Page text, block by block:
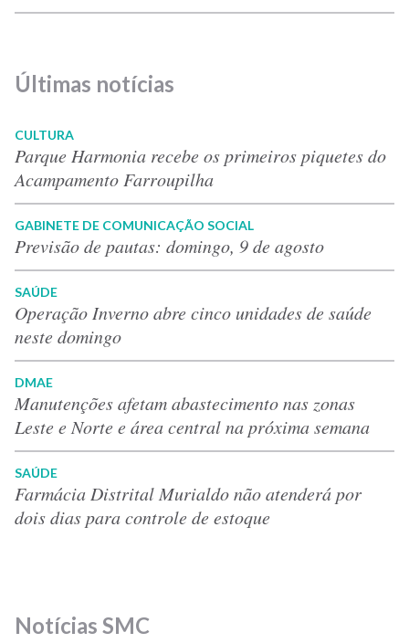
Últimas notícias
CULTURA
Parque Harmonia recebe os primeiros piquetes do
Acampamento Farroupilha
GABINETE DE COMUNICAÇÃO SOCIAL
Previsão de pautas: domingo, 9 de agosto
SAÚDE
Operação Inverno abre cinco unidades de saúde
neste domingo
DMAE
Manutenções afetam abastecimento nas zonas
Leste e Norte e área central na próxima semana
SAÚDE
Farmácia Distrital Murialdo não atenderá por
dois dias para controle de estoque
Notícias SMC